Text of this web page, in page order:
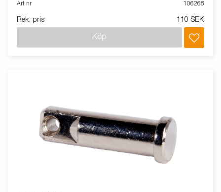
Art nr 106268
Rek. pris 110 SEK
Köp